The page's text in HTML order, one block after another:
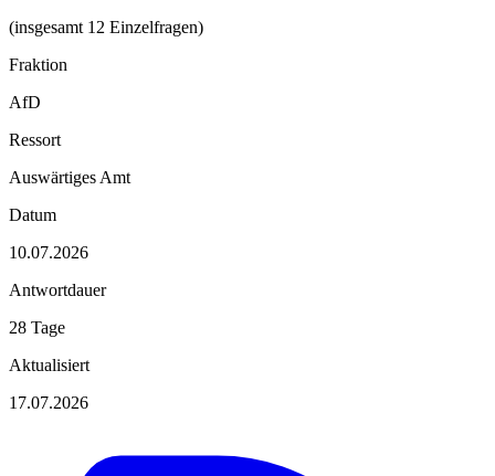
(insgesamt 12 Einzelfragen)
Fraktion
AfD
Ressort
Auswärtiges Amt
Datum
10.07.2026
Antwortdauer
28 Tage
Aktualisiert
17.07.2026